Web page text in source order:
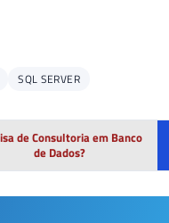
SQL SERVER
de Consultoria em Banco
de Dados?